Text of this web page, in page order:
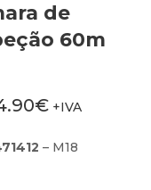
de
60m
€ +IVA
– M18